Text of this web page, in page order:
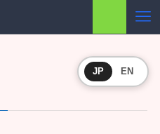
JP EN